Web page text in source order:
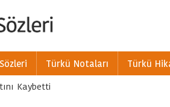
Türkü Notaları
Türkü
Kaybetti